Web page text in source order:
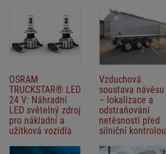
OSRAM
TRUCKSTAR® LED
24 V: Náhradní
LED světelný zdroj
pro nákladní a
užitková vozidla
Vzduchová
soustava návěsu
– lokalizace a
odstraňování
netěsností před
silniční kontrolou